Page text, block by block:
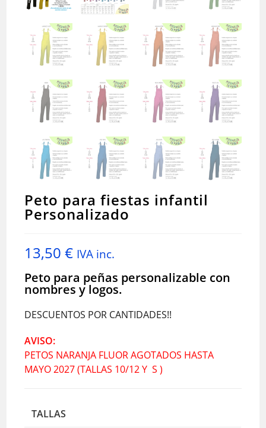
Peto para fiestas infantil
Personalizado
13,50€ IVA inc.
Peto para peñas personalizable con
nombres y logos.
DESCUENTOS POR CANTIDADES!!
AVISO:
PETOS NARANJA FLUOR AGOTADOS HASTA
MAYO 2027 (TALLAS 10/12 Y S )
TALLAS